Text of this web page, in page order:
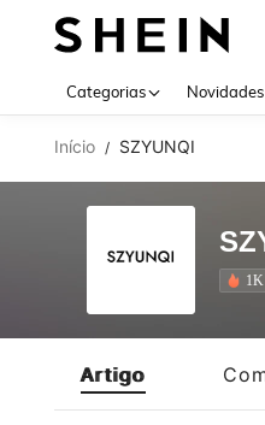
Categorias Novidades
Início / SZYUNQI
1K
Artigo